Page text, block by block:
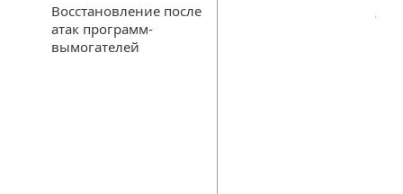
Восстановление после
атак программ-
вымогателей